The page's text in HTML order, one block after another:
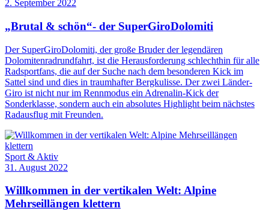
2. September 2022
„Brutal & schön“- der SuperGiroDolomiti
Der SuperGiroDolomiti, der große Bruder der legendären
Dolomitenradrundfahrt, ist die Herausforderung schlechthin für alle
Radsportfans, die auf der Suche nach dem besonderen Kick im
Sattel sind und dies in traumhafter Bergkulisse. Der zwei Länder-
Giro ist nicht nur im Rennmodus ein Adrenalin-Kick der
Sonderklasse, sondern auch ein absolutes Highlight beim nächstes
Radausflug mit Freunden.
Sport & Aktiv
31. August 2022
Willkommen in der vertikalen Welt: Alpine
Mehrseillängen klettern